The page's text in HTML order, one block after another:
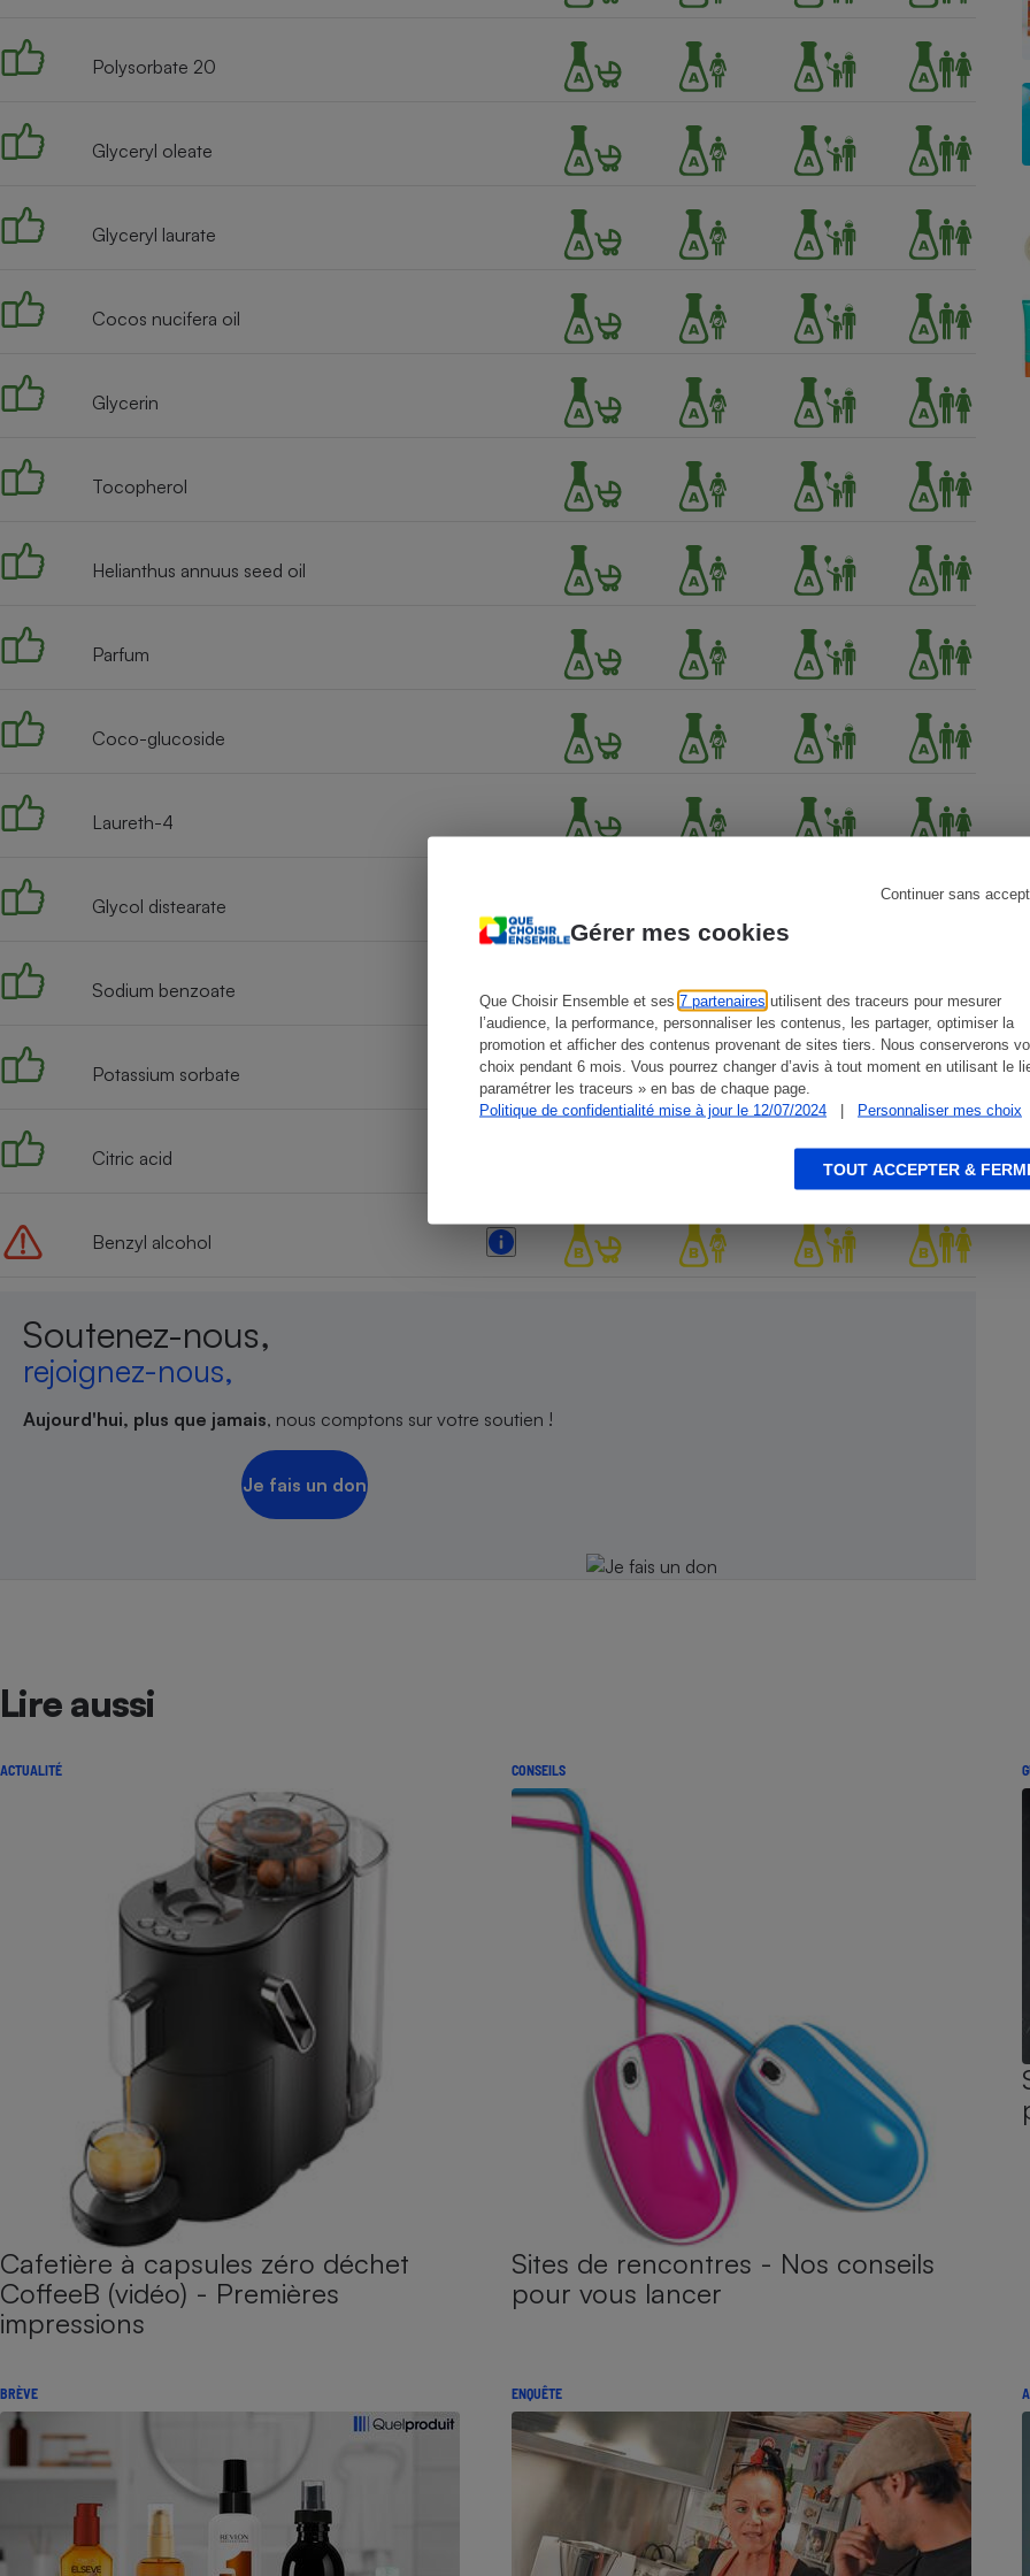
Gérer mes cookies
Que Choisir Ensemble et ses 7 partenaires utilisent des traceurs pour mesurer
l’audience, la performance, personnaliser les contenus, les partager, optimiser la
promotion et afficher des contenus provenant de sites tiers. Nous conserverons
choix pendant 6 mois. Vous pourrez changer d’avis à tout moment en utilisant le
paramétrer les traceurs » en bas de chaque page.
Politique de confidentialité mise à jour le 12/07/2024
| Personnaliser mes choix
Continuer sans
TOUT ACCEPTER &
Polysorbate 20
Glyceryl oleate
Glyceryl laurate
Cocos nucifera oil
Glycerin
Tocopherol
Helianthus annuus seed oil
Parfum
Coco-glucoside
Laureth-4
Glycol distearate
Sodium benzoate
Potassium sorbate
Citric acid
Benzyl alcohol
Soutenez-nous,
rejoignez-nous,
Aujourd'hui, plus que jamais, nous comptons sur votre soutien !
Je fais un don
Lire aussi
ACTUALITÉ
Cafetière à capsules zéro déchet
CoffeeB (vidéo) - Premières
impressions
CONSEILS
Sites de rencontres - Nos conseils
pour vous lancer
BRÈVE ENQUÊTE
Four encastrable
Aspirateur
Réfrigérateur
Appareil photo
Électricité - Gaz
Lessive